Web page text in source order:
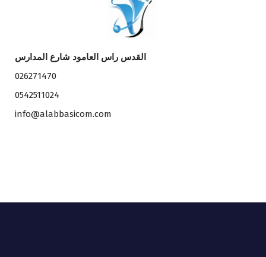
القدس راس العامود شارع المدارس
026271470
0542511024
info@alabbasicom.com